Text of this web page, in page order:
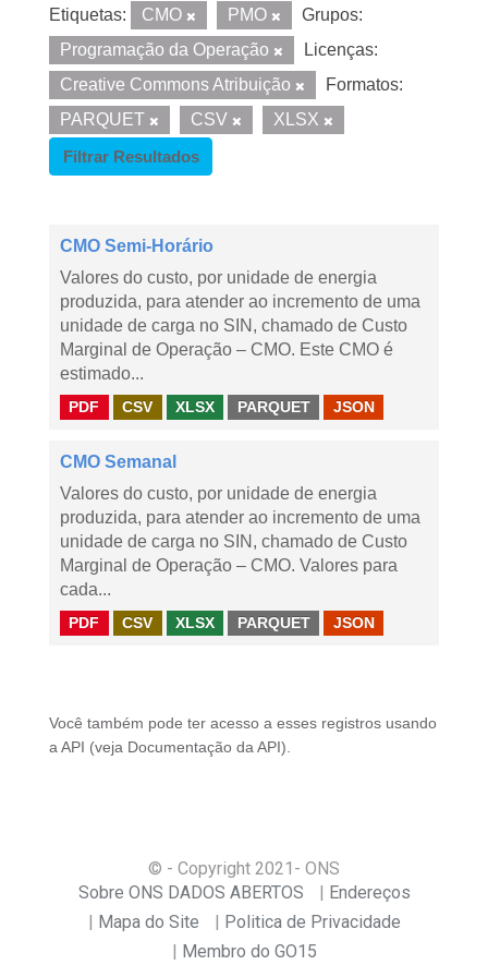
Etiquetas: CMO PMO
Grupos:
Programação da Operação
Licenças:
Creative Commons Atribuição
Formatos:
PARQUET
CSV
XLSX
Filtrar Resultados
CMO Semi-Horário
Valores do custo, por unidade de energia
produzida, para atender ao incremento de uma
unidade de carga no SIN, chamado de Custo
Marginal de Operação – CMO. Este CMO é
estimado...
PDF CSV XLSX PARQUET JSON
CMO Semanal
Valores do custo, por unidade de energia
produzida, para atender ao incremento de uma
unidade de carga no SIN, chamado de Custo
Marginal de Operação – CMO. Valores para
cada...
PDF CSV XLSX PARQUET JSON
Você também pode ter acesso a esses registros usando
a API (veja Documentação da API ).
© - Copyright 2021 - ONS
Sobre ONS DADOS ABERTOS
Endereços
Mapa do Site
Politica de Privacidade
Membro do GO15